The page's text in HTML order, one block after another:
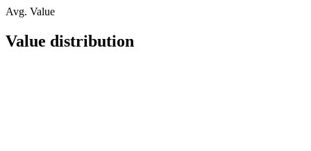
Avg. Value
Value distribution